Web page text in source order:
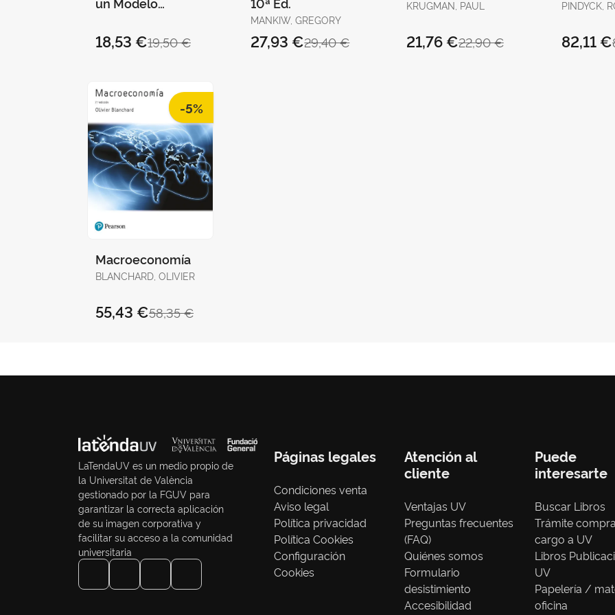
19,50 €
18,53 €
MANKIW, GREGORY
29,40 €
27,93 €
KRUGMAN, PAUL
22,90 €
21,76 €
PINDYCK,
82,11 €
-5%
Macroeconomía
BLANCHARD, OLIVIER
58,35 €
55,43 €
LaTendaUV es un medio propio de
la Universitat de València
gestionado por la FGUV para
garantizar la correcta aplicación
de su imagen corporativa y
facilitar su acceso a la comunidad
universitaria
Páginas legales
Condiciones venta
Aviso legal
Política privacidad
Política Cookies
Configuración
Cookies
Atención al
cliente
Ventajas UV
Preguntas frecuentes
(FAQ)
Quiénes somos
Formulario
desistimiento
Accesibilidad
Puede
interesarte
Buscar Libros
Trámite
cargo a UV
Libros
UV
Papelería /
oficina